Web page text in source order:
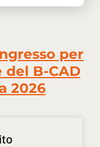
per
del B-CAD
2026